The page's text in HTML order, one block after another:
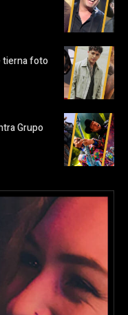
tierna foto
Grupo